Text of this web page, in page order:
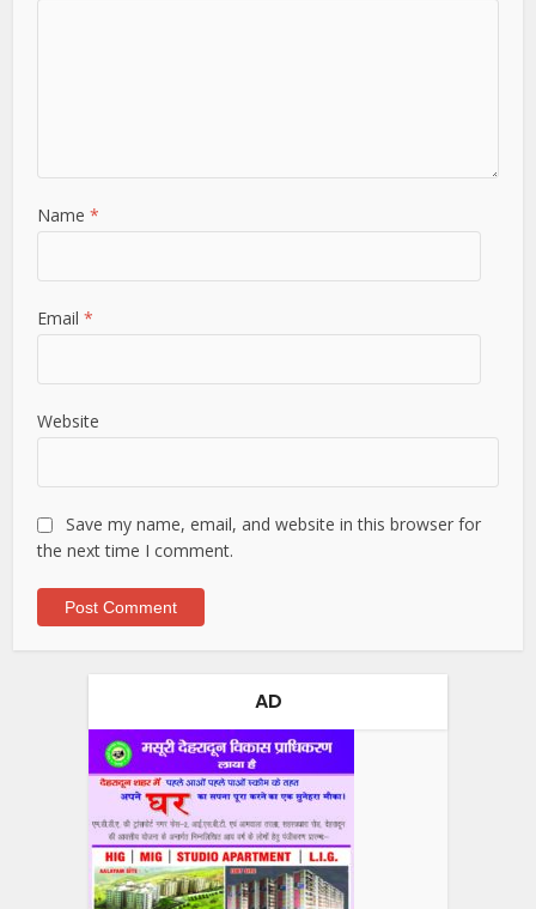
Name*
Email*
Website
Save my name, email, and website in this browser for
the next time I comment.
AD